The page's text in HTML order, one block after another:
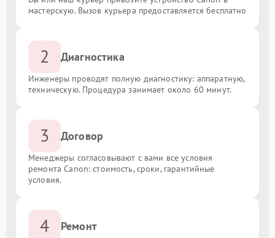
мастерскую. Вызов курьера предоставляется бесплатно
2 Диагностика
Инженеры проводят полную диагностику: аппаратную,
техническую. Процедура занимает около 60 минут.
3 Договор
Менеджеры согласовывают с вами все условия
ремонта Canon: стоимость, сроки, гарантийные
условия.
4 Ремонт